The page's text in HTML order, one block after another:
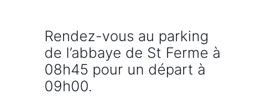
Rendez-vous au parking
de l’abbaye de St Ferme à
08h45 pour un départ à
09h00.